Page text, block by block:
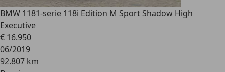
BMW 1181-serie 118i Edition M Sport Shadow High
Executive
€ 16.950
06/2019
92.807 km